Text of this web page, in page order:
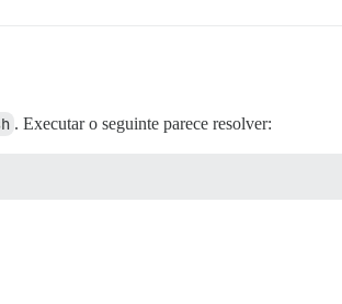
. Executar o seguinte parece resolver: